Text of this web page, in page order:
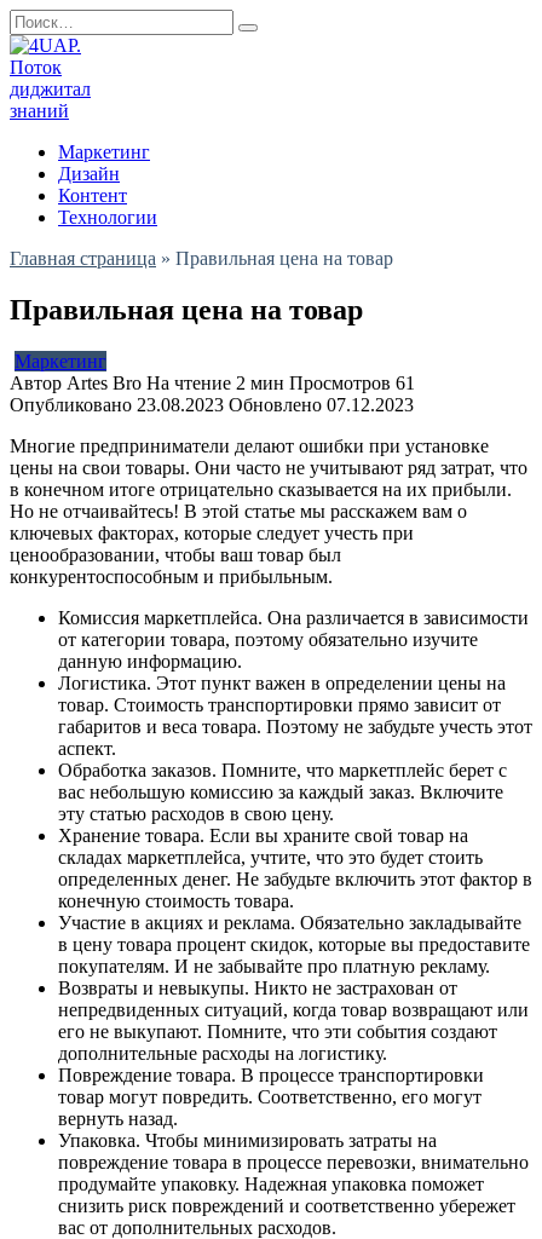
Перейти
к
содержанию
Search
for:
Маркетинг
Дизайн
Контент
Технологии
Главная страница » Правильная цена на товар
Правильная цена на товар
Маркетинг
Автор Artes Bro На чтение 2 мин Просмотров 61
Опубликовано 23.08.2023 Обновлено 07.12.2023
Многие предприниматели делают ошибки при установке
цены на свои товары. Они часто не учитывают ряд затрат, что
в конечном итоге отрицательно сказывается на их прибыли.
Но не отчаивайтесь! В этой статье мы расскажем вам о
ключевых факторах, которые следует учесть при
ценообразовании, чтобы ваш товар был
конкурентоспособным и прибыльным.
Комиссия маркетплейса. Она различается в зависимости
от категории товара, поэтому обязательно изучите
данную информацию.
Логистика. Этот пункт важен в определении цены на
товар. Стоимость транспортировки прямо зависит от
габаритов и веса товара. Поэтому не забудьте учесть этот
аспект.
Обработка заказов. Помните, что маркетплейс берет с
вас небольшую комиссию за каждый заказ. Включите
эту статью расходов в свою цену.
Хранение товара. Если вы храните свой товар на
складах маркетплейса, учтите, что это будет стоить
определенных денег. Не забудьте включить этот фактор в
конечную стоимость товара.
Участие в акциях и реклама. Обязательно закладывайте
в цену товара процент скидок, которые вы предоставите
покупателям. И не забывайте про платную рекламу.
Возвраты и невыкупы. Никто не застрахован от
непредвиденных ситуаций, когда товар возвращают или
его не выкупают. Помните, что эти события создают
дополнительные расходы на логистику.
Повреждение товара. В процессе транспортировки
товар могут повредить. Соответственно, его могут
вернуть назад.
Упаковка. Чтобы минимизировать затраты на
повреждение товара в процессе перевозки, внимательно
продумайте упаковку. Надежная упаковка поможет
снизить риск повреждений и соответственно убережет
вас от дополнительных расходов.